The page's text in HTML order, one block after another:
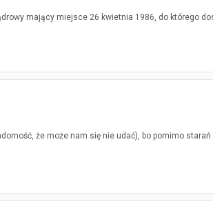
mający miejsce 26 kwietnia 1986, do którego
że może nam się nie udać), bo pomimo